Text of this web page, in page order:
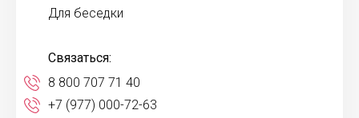
Для беседки
Связаться:
8 800 707 71 40
+7 (977) 000-72-63